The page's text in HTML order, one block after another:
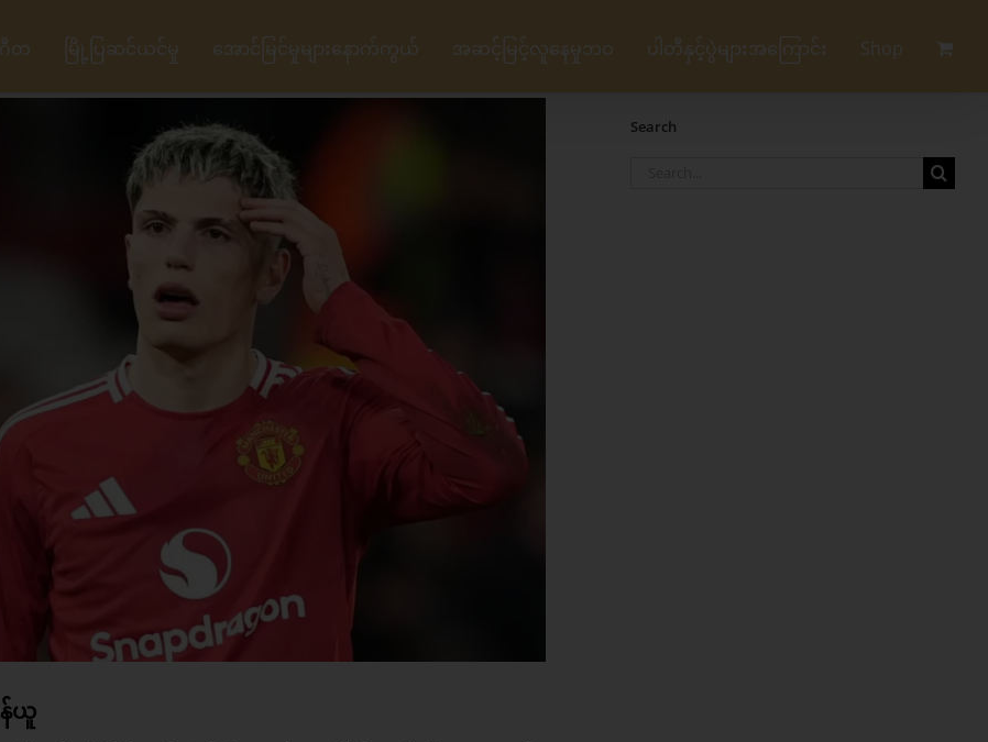
တ မြို့ပြဆင်ယင်မှု အောင်မြင်မှုများနောက်ကွယ် အဆင့်မြင့်လူနေမှုဘဝ ပါတီနှင့်ပွဲများအကြောင်း Shop
န်ယူ
Search